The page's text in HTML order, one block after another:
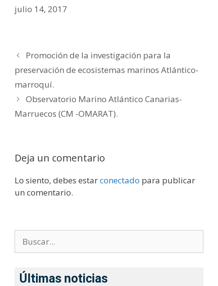
julio 14, 2017
Promoción de la investigación para la
preservación de ecosistemas marinos Atlántico-
marroquí.
Observatorio Marino Atlántico Canarias-
Marruecos (CM -OMARAT).
Deja un comentario
Lo siento, debes estarconectado para publicar
un comentario.
Últimas noticias